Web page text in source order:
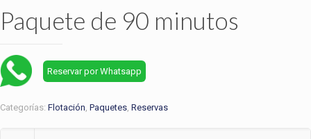
Paquete de 90 minutos
Reservar por Whatsapp
Categorías: Flotación, Paquetes, Reservas